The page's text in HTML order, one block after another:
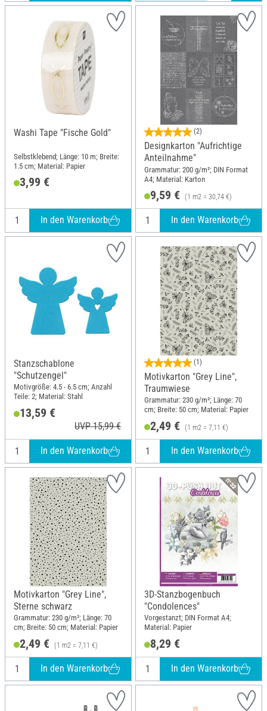
Washi Tape "Fische Gold"
Selbstklebend; Länge: 10 m; Breite:
1.5 cm; Material: Papier
3,99 €
In den Warenkorb
(2)
Designkarton "Aufrichtige
Anteilnahme"
Grammatur: 200 g/m²; DIN Format
A4; Material: Karton
9,59 € (1 m2 = 30,74 €)
In den Warenkorb
Stanzschablone
"Schutzengel"
Motivgröße: 4.5 - 6.5 cm; Anzahl
Teile: 2; Material: Stahl
13,59 €
UVP 15,99 €
In den Warenkorb
(1)
Motivkarton "Grey Line",
Traumwiese
Grammatur: 230 g/m²; Länge: 70
cm; Breite: 50 cm; Material: Papier
2,49 € (1 m2 = 7,11 €)
In den Warenkorb
Motivkarton "Grey Line",
Sterne schwarz
Grammatur: 230 g/m²; Länge: 70
cm; Breite: 50 cm; Material: Papier
2,49 € (1 m2 = 7,11 €)
In den Warenkorb
3D-Stanzbogenbuch
"Condolences"
Vorgestanzt; DIN Format A4;
Material: Papier
8,29 €
In den Warenkorb